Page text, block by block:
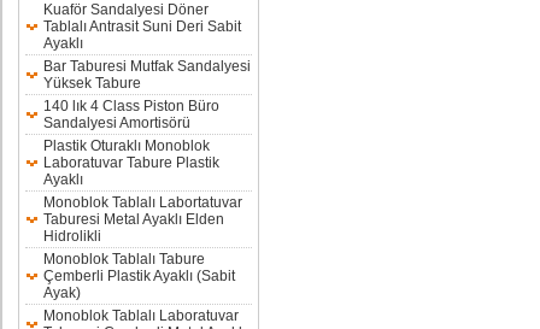
Kuaför Sandalyesi Döner
Tablalı Antrasit Suni Deri Sabit
Ayaklı
Bar Taburesi Mutfak Sandalyesi
Yüksek Tabure
140 lık 4 Class Piston Büro
Sandalyesi Amortisörü
Plastik Oturaklı Monoblok
Laboratuvar Tabure Plastik
Ayaklı
Monoblok Tablalı Labortatuvar
Taburesi Metal Ayaklı Elden
Hidrolikli
Monoblok Tablalı Tabure
Çemberli Plastik Ayaklı (Sabit
Ayak)
Monoblok Tablalı Laboratuvar